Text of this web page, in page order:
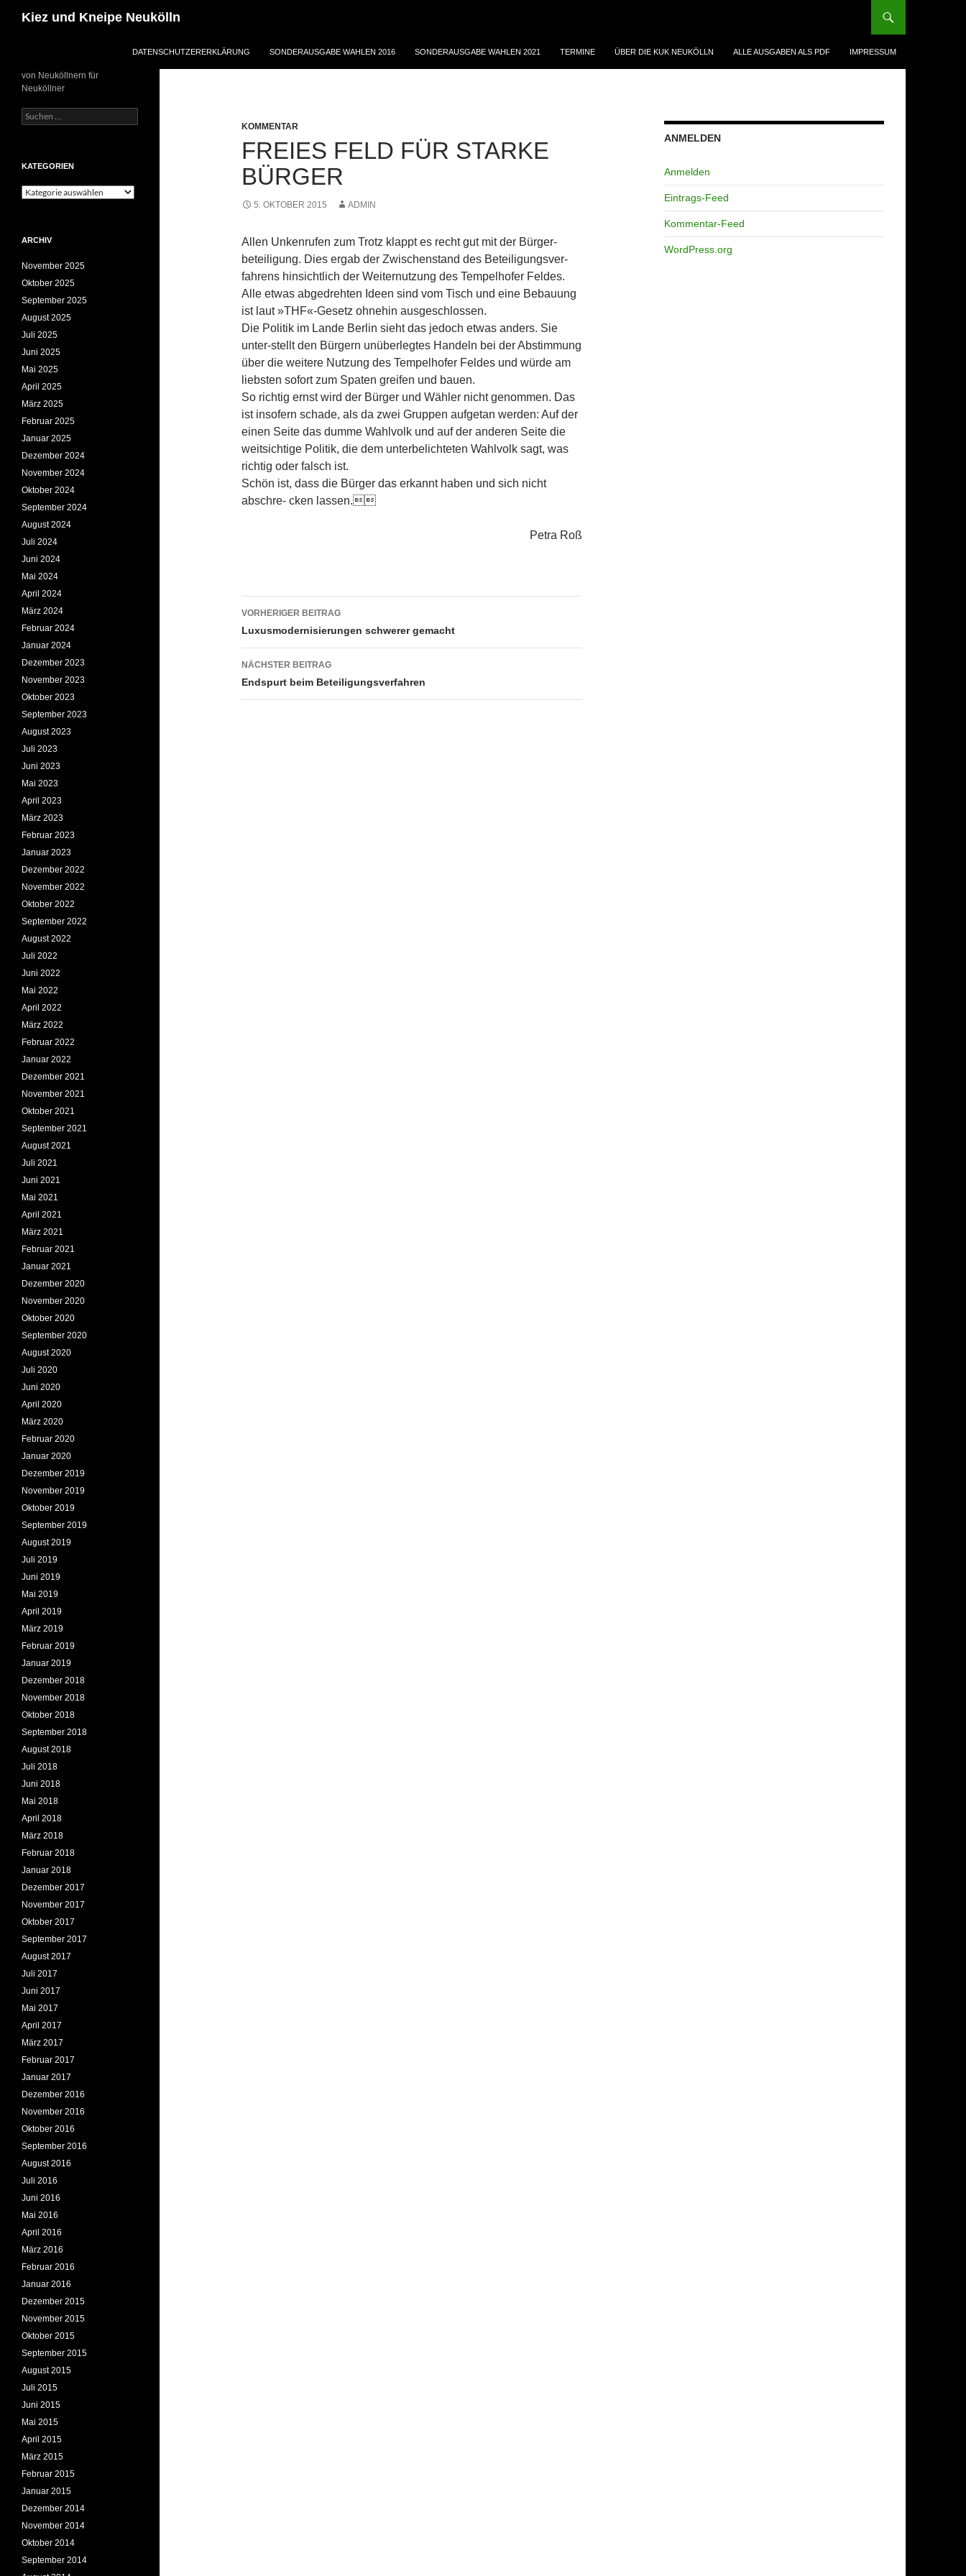
Inhalt
Kiez und Kneipe Neukölln
DATENSCHUTZERERKLÄRUNG SONDERAUSGABE WAHLEN 2016 SONDERAUSGABE WAHLEN 2021 TERMINE ÜBER DIE KUK NEUKÖLLN ALLE AUSGABEN ALS PDF IMPRESSUM
KOMMENTAR
FREIES FELD FÜR STARKE
BÜRGER
5. OKTOBER 2015 ADMIN
Allen Unkenrufen zum Trotz klappt es recht gut mit der Bürger-
beteiligung. Dies ergab der Zwischenstand des Beteiligungsver-
fahrens hinsichtlich der Weiternutzung des Tempelhofer Feldes.
Alle etwas abgedrehten Ideen sind vom Tisch und eine Bebauung
ist laut »THF«-Gesetz ohnehin ausgeschlossen.
Die Politik im Lande Berlin sieht das jedoch etwas anders. Sie
unter-stellt den Bürgern un­überlegtes Handeln bei der Abstimmung
über die weitere Nutzung des Tempelhofer Feldes und würde am
liebsten sofort zum Spaten greifen und bauen.
So richtig ernst wird der Bürger und Wähler nicht genommen. Das
ist insofern schade, als da zwei Gruppen aufgetan werden: Auf der
einen Seite das dumme Wahlvolk und auf der anderen Seite die
weitsichtige Politik, die dem unterbelichteten Wahlvolk sagt, was
richtig oder falsch ist.
Schön ist, dass die Bürger das erkannt haben und sich nicht
abschre- cken lassen.
Petra Roß
Beitragsnavigation
VORHERIGER BEITRAG
Luxusmodernisierungen schwerer gemacht
NÄCHSTER BEITRAG
Endspurt beim Beteiligungsverfahren
ANMELDEN
Anmelden
Eintrags-Feed
Kommentar-Feed
WordPress.org
von Neuköllnern für
Neuköllner
Suchen
nach:
KATEGORIEN
Kategorien
ARCHIV
November 2025
Oktober 2025
September 2025
August 2025
Juli 2025
Juni 2025
Mai 2025
April 2025
März 2025
Februar 2025
Januar 2025
Dezember 2024
November 2024
Oktober 2024
September 2024
August 2024
Juli 2024
Juni 2024
Mai 2024
April 2024
März 2024
Februar 2024
Januar 2024
Dezember 2023
November 2023
Oktober 2023
September 2023
August 2023
Juli 2023
Juni 2023
Mai 2023
April 2023
März 2023
Februar 2023
Januar 2023
Dezember 2022
November 2022
Oktober 2022
September 2022
August 2022
Juli 2022
Juni 2022
Mai 2022
April 2022
März 2022
Februar 2022
Januar 2022
Dezember 2021
November 2021
Oktober 2021
September 2021
August 2021
Juli 2021
Juni 2021
Mai 2021
April 2021
März 2021
Februar 2021
Januar 2021
Dezember 2020
November 2020
Oktober 2020
September 2020
August 2020
Juli 2020
Juni 2020
April 2020
März 2020
Februar 2020
Januar 2020
Dezember 2019
November 2019
Oktober 2019
September 2019
August 2019
Juli 2019
Juni 2019
Mai 2019
April 2019
März 2019
Februar 2019
Januar 2019
Dezember 2018
November 2018
Oktober 2018
September 2018
August 2018
Juli 2018
Juni 2018
Mai 2018
April 2018
März 2018
Februar 2018
Januar 2018
Dezember 2017
November 2017
Oktober 2017
September 2017
August 2017
Juli 2017
Juni 2017
Mai 2017
April 2017
März 2017
Februar 2017
Januar 2017
Dezember 2016
November 2016
Oktober 2016
September 2016
August 2016
Juli 2016
Juni 2016
Mai 2016
April 2016
März 2016
Februar 2016
Januar 2016
Dezember 2015
November 2015
Oktober 2015
September 2015
August 2015
Juli 2015
Juni 2015
Mai 2015
April 2015
März 2015
Februar 2015
Januar 2015
Dezember 2014
November 2014
Oktober 2014
September 2014